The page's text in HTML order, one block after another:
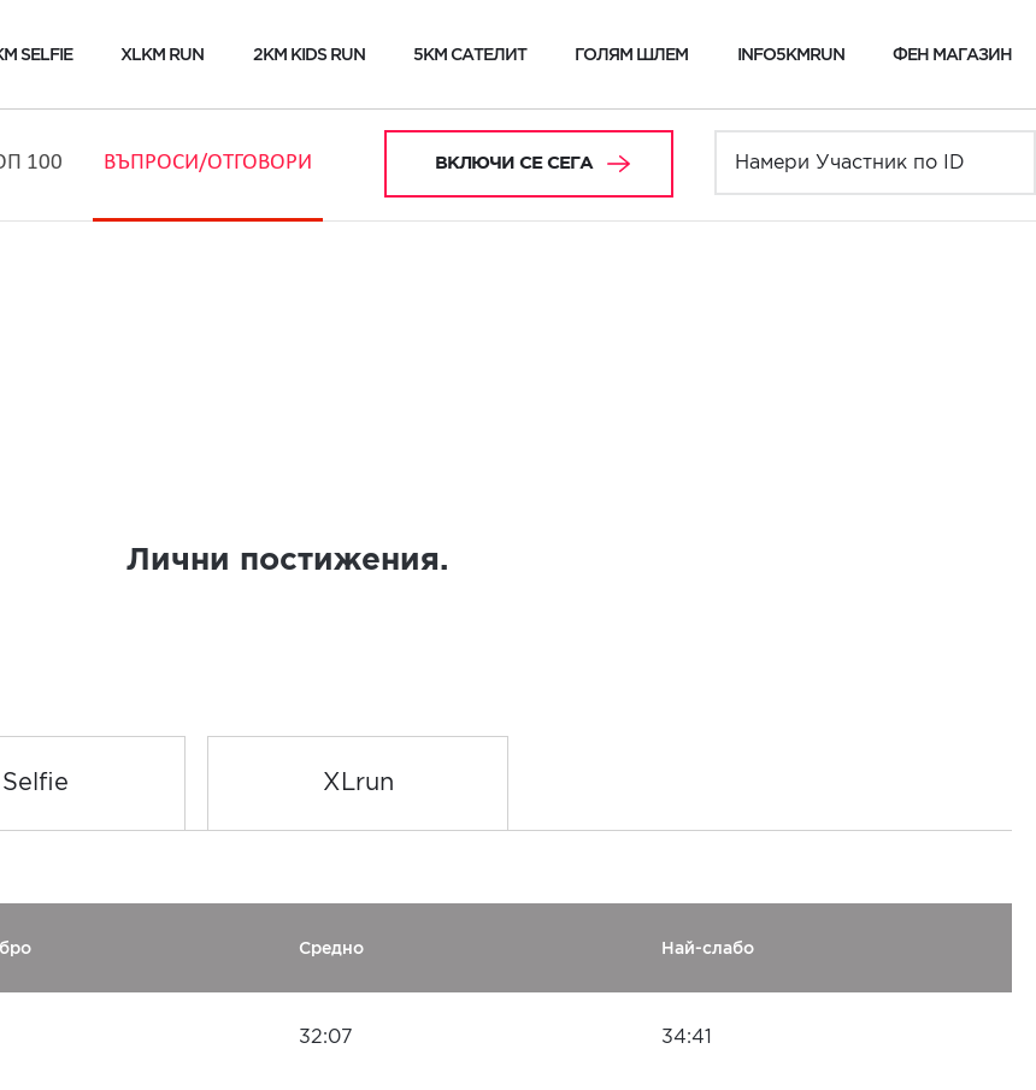
SELFIE XLKM RUN 2KM KIDS RUN 5KM САТЕЛИТ ГОЛЯМ ШЛЕМ INFO5KMRUN ФЕН МАГАЗИН
100 ВЪПРОСИ/ОТГОВОРИ ВКЛЮЧИ СЕ СЕГА
Лични постижения.
Selfie XLrun
Средно Най-слабо
32:07 34:41